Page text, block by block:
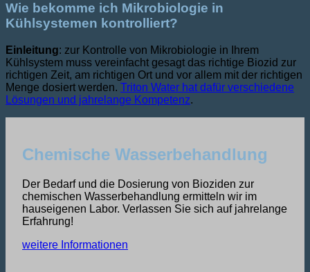
Wie bekomme ich Mikrobiologie in
Kühlsystemen kontrolliert?
Einleitung: zur Kontrolle von Mikrobiologie in Ihrem
Kühlsystem muss vereinfacht gesagt das richtige Biozid zur
richtigen Zeit, am richtigen Ort und vor allem mit der richtigen
Menge dosiert werden. Triton Water hat dafür verschiedene
Lösungen und jahrelange Kompetenz.
Chemische Wasserbehandlung
Der Bedarf und die Dosierung von Bioziden zur
chemischen Wasserbehandlung ermitteln wir im
hauseigenen Labor. Verlassen Sie sich auf jahrelange
Erfahrung!
weitere Informationen